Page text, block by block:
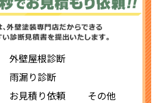
外壁屋根診断
雨漏り診断
お見積り依頼
その他